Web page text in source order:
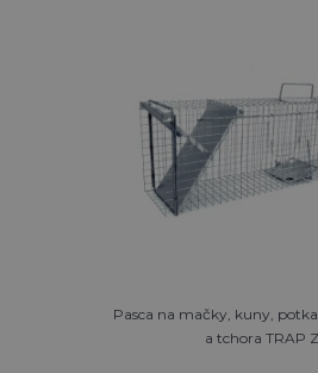
Pasca na mačky, kuny,
a tchora TRAP